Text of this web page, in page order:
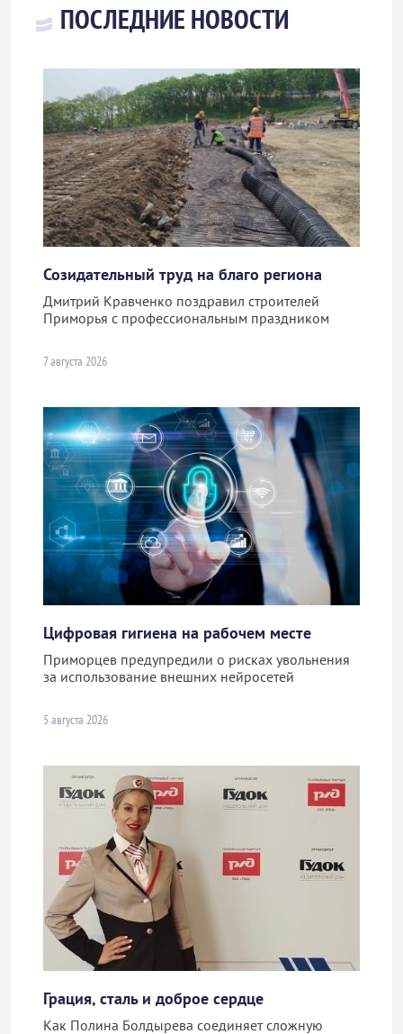
ПОСЛЕДНИЕ НОВОСТИ
Созидательный труд на благо региона
Дмитрий Кравченко поздравил строителей
Приморья с профессиональным праздником
7 августа 2026
Цифровая гигиена на рабочем месте
Приморцев предупредили о рисках увольнения
за использование внешних нейросетей
5 августа 2026
Грация, сталь и доброе сердце
Как Полина Болдырева соединяет сложную